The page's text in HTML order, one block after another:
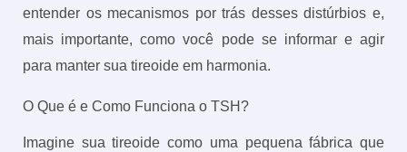
entender os mecanismos por trás desses distúrbios e,
mais importante, como você pode se informar e agir
para manter sua tireoide em harmonia.
O Que é e Como Funciona o TSH?
Imagine sua tireoide como uma pequena fábrica que